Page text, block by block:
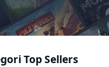
Top Sellers